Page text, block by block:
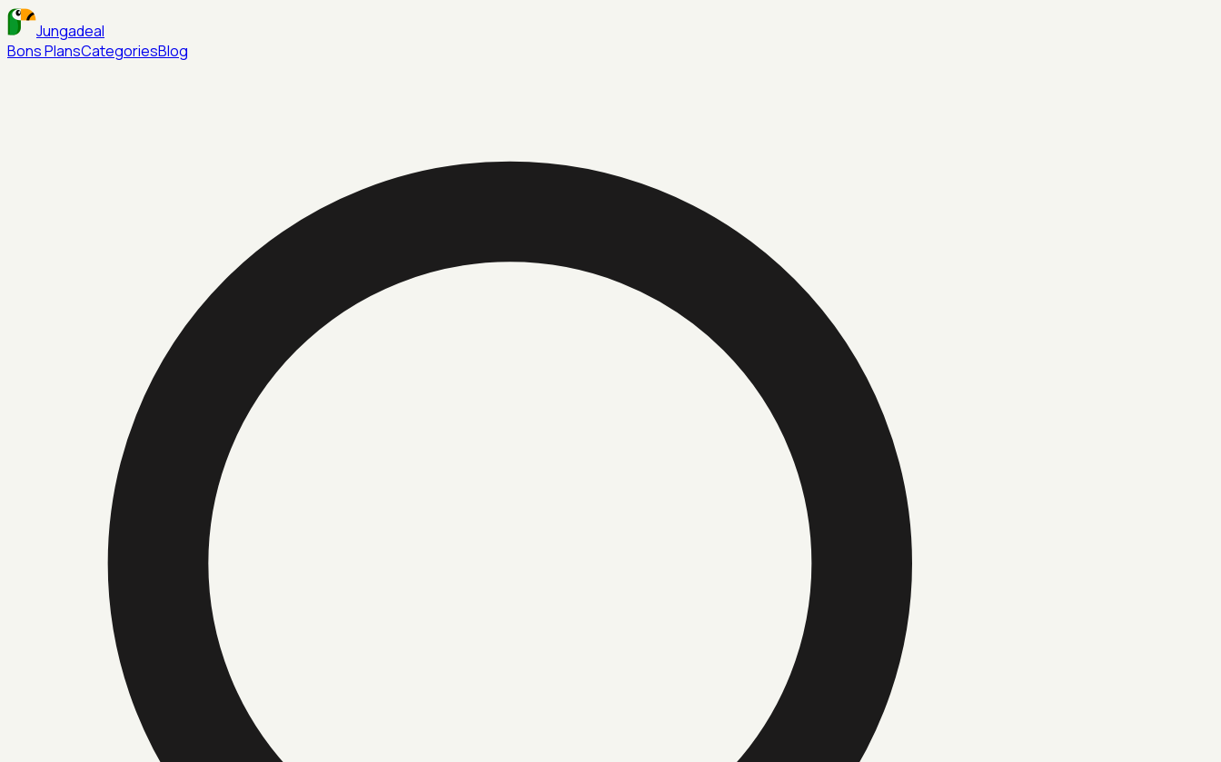
Jungadeal
Bons PlansCategoriesBlog